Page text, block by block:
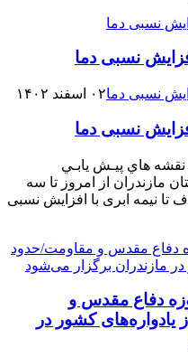
نسبی دما
۰۲ اسفند ۱۴۰۲
نسبی دما
هاي پيـش يابـي
مازندران از امروز تا سه‏
صاف تا نیمه ابری با افزایش نسبی
حوزه دفاع مقدس و
۲۰ درصد از یادواره‌های کشور در